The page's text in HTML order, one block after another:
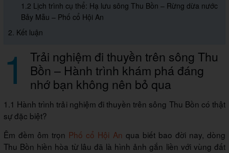
1.2 Lịch trình cụ thể: Hạ lưu sông Thu Bồn – Rừng dừa nước
Bảy Mẫu – Phố cổ Hội An
2. Kết luận
1 Trải nghiệm đi thuyền trên sông Thu
Bồn – Hành trình khám phá đáng
nhớ bạn không nên bỏ qua
1.1 Hành trình trải nghiệm đi thuyền trên sông Thu Bồn có thật
sự đặc biệt?
Êm đềm ôm trọn Phố cổ Hội An qua biết bao đời nay, dòng
Thu Bồn hiền hòa từ lâu đã là hình ảnh gắn liền với vùng đất